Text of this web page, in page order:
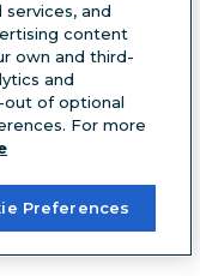
49 $ par mois.
de
qui utilisent
courtes.
pour les
outil IA vous
and
content
own and third-
and
out of optional
For more
Preferences